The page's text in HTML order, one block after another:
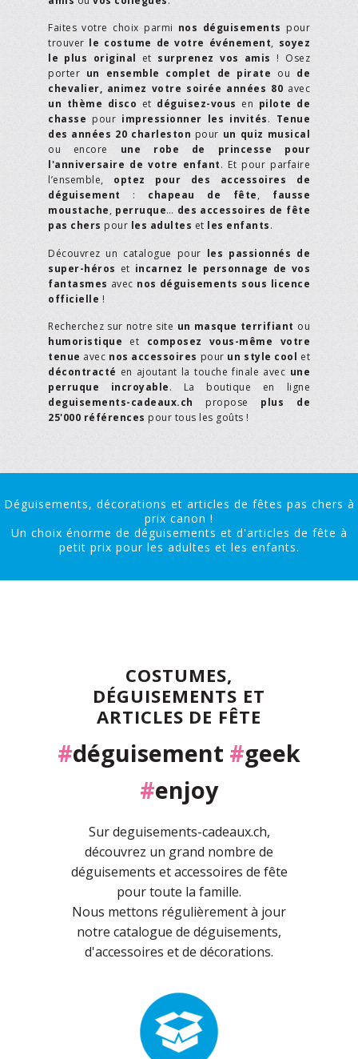
Faites votre choix parmi nos déguisements pour
trouver le costume de votre événement, soyez
le plus original et surprenez vos amis ! Osez
porter un ensemble complet de pirate ou de
chevalier, animez votre soirée années 80 avec
un thème disco et déguisez-vous en pilote de
chasse pour impressionner les invités. Tenue
des années 20 charleston pour un quiz musical
ou encore une robe de princesse pour
l'anniversaire de votre enfant. Et pour parfaire
l’ensemble, optez pour des accessoires de
déguisement : chapeau de fête, fausse
moustache, perruque… des accessoires de fête
pas chers pour les adultes et les enfants.
Découvrez un catalogue pour les passionnés de
super-héros et incarnez le personnage de vos
fantasmes avec nos déguisements sous licence
officielle !
Recherchez sur notre site un masque terrifiant ou
humoristique et composez vous-même votre
tenue avec nos accessoires pour un style cool et
décontracté en ajoutant la touche finale avec une
perruque incroyable. La boutique en ligne
deguisements-cadeaux.ch propose plus de
25'000 références pour tous les goûts !
Déguisements, décorations et articles de fêtes pas chers à
prix canon !
Un choix énorme de déguisements et d'articles de fête à
petit prix pour les adultes et les enfants.
COSTUMES,
DÉGUISEMENTS ET
ARTICLES DE FÊTE
#déguisement #geek
#enjoy
Sur deguisements-cadeaux.ch,
découvrez un grand nombre de
déguisements et accessoires de fête
pour toute la famille.
Nous mettons régulièrement à jour
notre catalogue de déguisements,
d'accessoires et de décorations.